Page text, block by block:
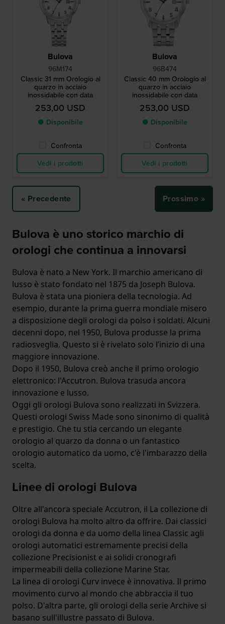
Bulova
96M174
Classic 31 mm Orologio al
quarzo in acciaio
inossidabile con data
253,00 USD
● Disponibile
Confronta
Vedi i prodotti
Bulova
96B474
Classic 40 mm Orologio al
quarzo in acciaio
inossidabile con data
253,00 USD
● Disponibile
Confronta
Vedi i prodotti
« Precedente Prossimo »
Bulova è uno storico marchio di
orologi che continua a innovarsi
Bulova è nato a New York. Il marchio americano di
lusso è stato fondato nel 1875 da Joseph Bulova.
Bulova è stata una pioniera della tecnologia. Ad
esempio, durante la prima guerra mondiale misero
a disposizione degli orologi da polso i soldati. Alcuni
decenni dopo, nel 1950, Bulova produsse la prima
radiosveglia. Questo si è rivelato solo l’inizio di una
maggiore innovazione.
Dopo il 1950, Bulova creò anche il primo orologio
elettronico: l'Accutron. Bulova trasuda ancora
innovazione e lusso.
Oggi gli orologi Bulova sono realizzati in Svizzera.
Questi orologi Swiss Made sono sinonimo di qualità
e prestigio. Che tu stia cercando un elegante
orologio al quarzo da donna o un fantastico
orologio automatico da uomo, c'è l'imbarazzo della
scelta.
Linee di orologi Bulova
Oltre all'ancora speciale Accutron, il La collezione di
orologi Bulova ha molto altro da offrire. Dai classici
orologi da donna e da uomo della linea Classic agli
orologi automatici estremamente precisi della
collezione Precisionist e ai solidi cronografi
impermeabili della collezione Marine Star.
La linea di orologi Curv invece è innovativa. Il primo
movimento curvo al mondo che abbraccia il tuo
polso. D'altra parte, gli orologi della serie Archive si
basano sull'illustre passato di Bulova.